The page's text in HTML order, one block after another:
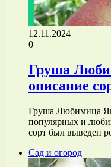
12.11.2024
0
Груша
описание
Груша Любимица
популярных и
сорт был выведен
Сад и огород